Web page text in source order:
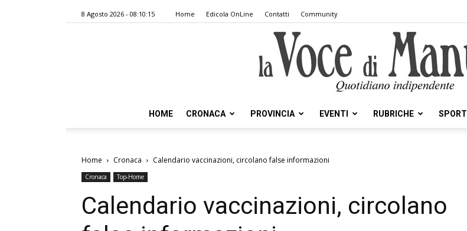
8 Agosto 2026 - 08:10:15 Home Edicola OnLine Contatti Community
Voce
HOME CRONACA PROVINCIA EVENTI RUBRICHE SPORT
Home Cronaca Calendario vaccinazioni, circolano false informazioni
Cronaca Top-Home
Calendario vaccinazioni, circolano